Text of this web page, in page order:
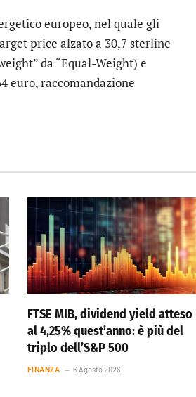
europeo, nel quale gli
price alzato a 30,7 sterline
da “Equal-Weight) e
euro, raccomandazione
FTSE MIB, dividend yield atteso
al 4,25% quest’anno: è più del
triplo dell’S&P 500
FINANZA 6 Agosto 2026